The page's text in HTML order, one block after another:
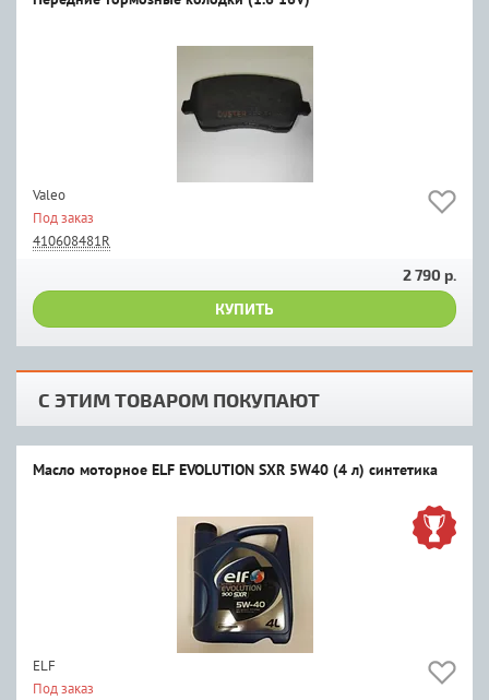
Valeo
Под заказ
410608481R
2 790 р.
КУПИТЬ
С ЭТИМ ТОВАРОМ ПОКУПАЮТ
Масло моторное ELF EVOLUTION SXR 5W40 (4 л) синтетика
ELF
Под заказ